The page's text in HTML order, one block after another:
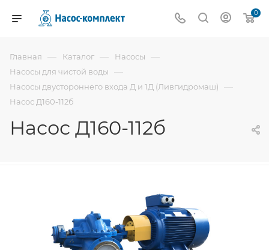
0
Главная — Каталог — Насосы —
Насосы для чистой воды —
Насосы двустороннего входа Д и 1Д (Ливгидромаш) —
Насос Д160-112б
Насос Д160-112б